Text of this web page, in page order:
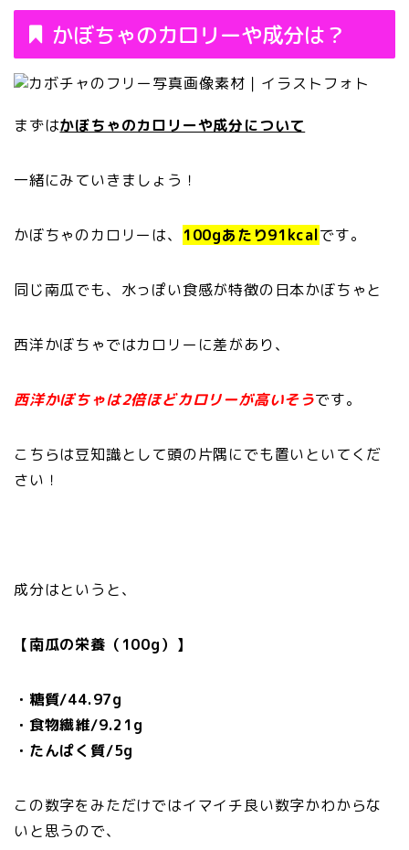
かぼちゃのカロリーや成分は？
まずはかぼちゃのカロリーや成分について
一緒にみていきましょう！
かぼちゃのカロリーは、 100gあたり91kcalです。
同じ南瓜でも、水っぽい食感が特徴の日本かぼちゃと
西洋かぼちゃではカロリーに差があり、
西洋かぼちゃは2倍ほどカロリーが高いそうです。
こちらは豆知識として頭の片隅にでも置いといてくだ
さい！
成分はというと、
【南瓜の栄養（100g）】
・糖質/44.97g
・食物繊維/9.21g
・たんぱく質/5g
この数字をみただけではイマイチ良い数字かわからな
いと思うので、